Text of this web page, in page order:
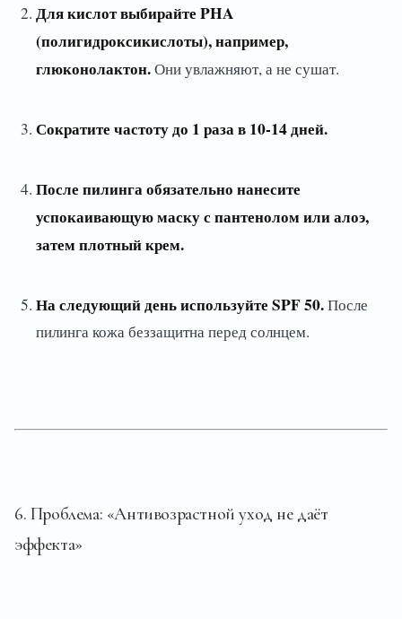
Для кислот выбирайте PHA
(полигидроксикислоты), например,
глюконолактон.Они увлажняют, а не сушат.
Сократите частоту до 1 раза в 10-14 дней.
После пилинга обязательно нанесите
успокаивающую маску с пантенолом или алоэ,
затем плотный крем.
На следующий день используйте SPF 50.После
пилинга кожа беззащитна перед солнцем.
6. Проблема: «Антивозрастной уход не даёт
эффекта»